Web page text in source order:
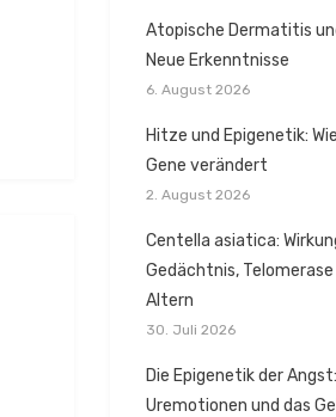
Atopische Dermatitis
Neue Erkenntnisse
6. August 2026
Hitze und Epigenetik:
Gene verändert
2. August 2026
Centella asiatica:
Gedächtnis,
Altern
30. Juli 2026
Die Epigenetik der
Uremotionen und das